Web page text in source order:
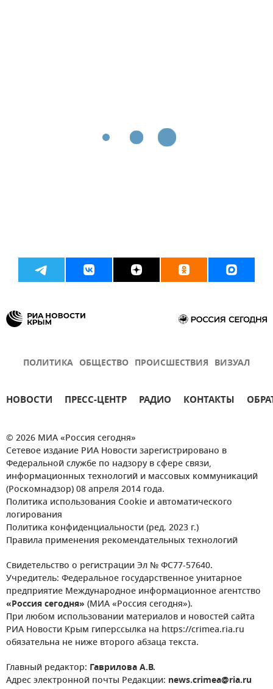
ПОЛИТИКА ОБЩЕСТВО ПРОИСШЕСТВИЯ ВИЗУАЛ
НОВОСТИ ПРЕСС-ЦЕНТР РАДИО КОНТАКТЫ
© 2026 МИА «Россия сегодня»
Сетевое издание РИА Новости зарегистрировано в
Федеральной службе по надзору в сфере связи,
информационных технологий и массовых коммуникаций
(Роскомнадзор) 08 апреля 2014 года.
Политика использования Cookie и автоматического
логирования
Политика конфиденциальности (ред. 2023 г.)
Правила применения рекомендательных технологий
Свидетельство о регистрации Эл № ФС77-57640.
Учредитель: Федеральное государственное унитарное
предприятие Международное информационное агентство
«Россия сегодня» (МИА «Россия сегодня»).
При любом использовании материалов и новостей сайта
РИА Новости Крым гиперссылка на https://crimea.ria.ru
обязательна не ниже второго абзаца текста.
Главный редактор: Гаврилова А.В.
Адрес электронной почты Редакции: news.crimea@ria.ru